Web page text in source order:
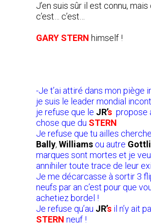
J’en suis sûr il est connu, mais
c’est… c’est…
GARY STERN himself !
-Je t’ai attiré dans mon piège
je suis le leader mondial
je refuse que le JR’s propose
chose que du STERN
Je refuse que tu ailles
Bally, Williams ou autre
marques sont mortes et je
annihiler toute trace de leur
Je me décarcasse à sortir 3
neufs par an c’est pour que
achetiez bordel !
Je refuse qu’au JR’s il n’y ait
STERN neuf !